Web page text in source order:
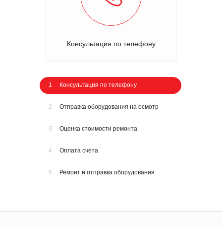
Консультация по телефону
1 Консультация по телефону
2 Отправка оборудования на осмотр
3 Оценка стоимости ремонта
4 Оплата счета
5 Ремонт и отправка оборудования